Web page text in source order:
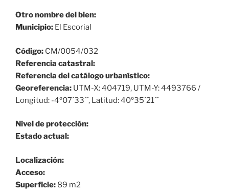
Otro nombre del bien:
Municipio: El Escorial
Código: CM/0054/032
Referencia catastral:
Referencia del catálogo urbanístico:
Georeferencia: UTM-X: 404719, UTM-Y: 4493766 /
Longitud: -4º07´33´´, Latitud: 40º35´21´´
Nivel de protección:
Estado actual:
Localización:
Acceso:
Superficie: 89 m2